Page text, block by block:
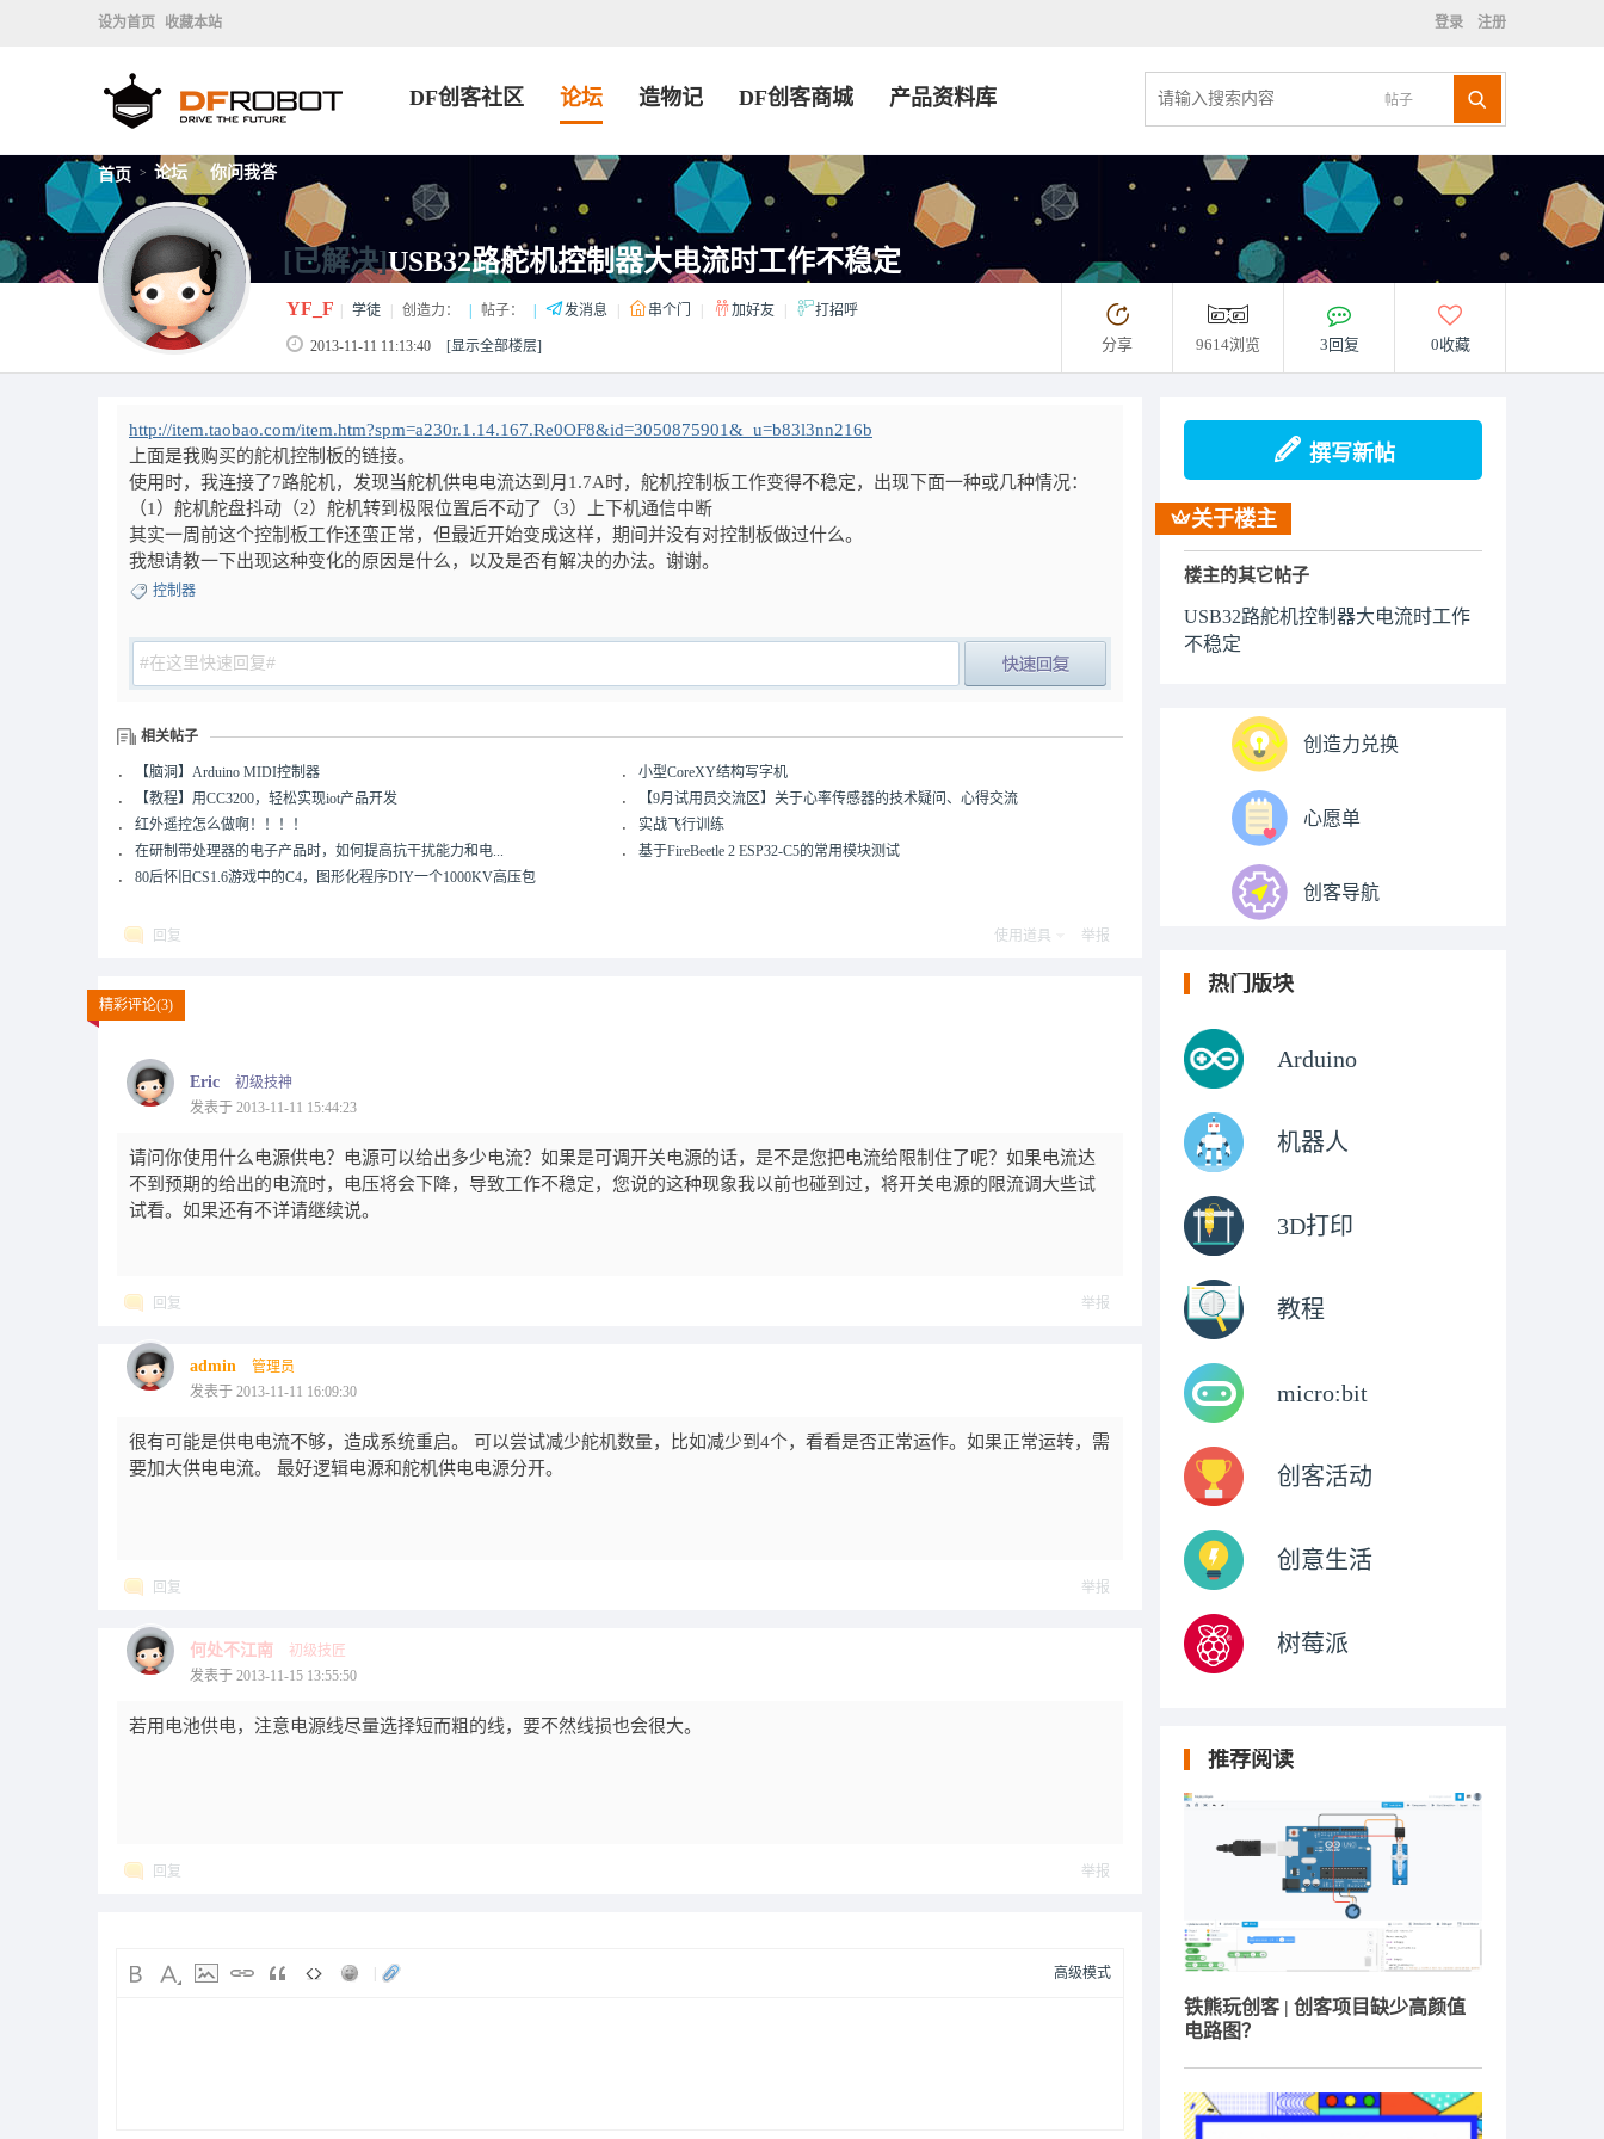
设为首页 收藏本站 登录 注册
帖子
DF创客社区 论坛 造物记 DF创客商城 产品资料库
首页 > 论坛 > 你问我答
[已解决]USB32路舵机控制器大电流时工作不稳定
YF_F 学徒 创造力： 帖子： 发消息 串个门 加好友 打招呼
2013-11-11 11:13:40 [显示全部楼层] 分享 9614浏览 3回复 0收藏
http://item.taobao.com/item.htm?spm=a230r.1.14.167.Re0OF8&id=3050875901&_u=b83l3nn216b
上面是我购买的舵机控制板的链接。
使用时，我连接了7路舵机，发现当舵机供电电流达到月1.7A时，舵机控制板工作变得不稳定，出现下面一种或几种情况：
（1）舵机舵盘抖动（2）舵机转到极限位置后不动了（3）上下机通信中断
其实一周前这个控制板工作还蛮正常，但最近开始变成这样，期间并没有对控制板做过什么。
我想请教一下出现这种变化的原因是什么，以及是否有解决的办法。谢谢。
控制器
相关帖子
． 【脑洞】Arduino MIDI控制器 ． 小型CoreXY结构写字机
．
【教程】用CC3200，轻松实现iot产品开发 ．
【9月试用员交流区】关于心率传感器的技术疑问、心得交流
． 红外遥控怎么做啊！！！！ ． 实战飞行训练
． 在研制带处理器的电子产品时，如何提高抗干扰能力和电... ． 基于FireBeetle 2 ESP32-C5的常用模块测试
． 80后怀旧CS1.6游戏中的C4，图形化程序DIY一个1000KV高压包
回复 使用道具 举报
精彩评论(3)
Eric
初级技神
发表于 2013-11-11 15:44:23
请问你使用什么电源供电？电源可以给出多少电流？如果是可调开关电源的话，是不是您把电流给限制住了呢？如果电流达
不到预期的给出的电流时，电压将会下降，导致工作不稳定，您说的这种现象我以前也碰到过，将开关电源的限流调大些试
试看。如果还有不详请继续说。
回复 举报
admin
管理员
发表于 2013-11-11 16:09:30
很有可能是供电电流不够，造成系统重启。 可以尝试减少舵机数量，比如减少到4个，看看是否正常运作。如果正常运转，需
要加大供电电流。 最好逻辑电源和舵机供电电源分开。
回复 举报
何处不江南
初级技匠
发表于 2013-11-15 13:55:50
若用电池供电，注意电源线尽量选择短而粗的线，要不然线损也会很大。
回复 举报
高级模式
撰写新帖
关于楼主
楼主的其它帖子
USB32路舵机控制器大电流时工作
不稳定
创造力兑换
心愿单
创客导航
热门版块
Arduino
机器人
3D打印
教程
micro:bit
创客活动
创意生活
树莓派
推荐阅读
铁熊玩创客 | 创客项目缺少高颜值
电路图？